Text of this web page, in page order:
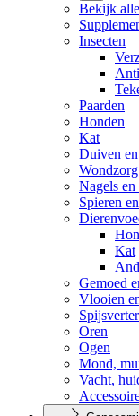
Bekijk
Insecten
Paarden
Honden
Kat
Duiven
Wondzorg
Nagels en
Spieren
Kat
Gemoed
Vlooien
Oren
Ogen
Mond,
Vacht,